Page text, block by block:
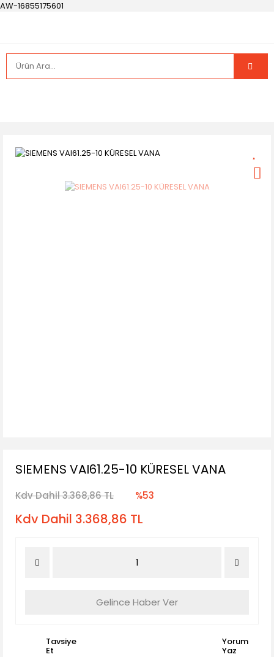
AW-16855175601
SIEMENS VAI61.25-10 KÜRESEL VANA
Kdv Dahil 3.368,86 TL %53
Kdv Dahil 3.368,86 TL
Gelince Haber Ver
Tavsiye
Et
Yorum
Yaz